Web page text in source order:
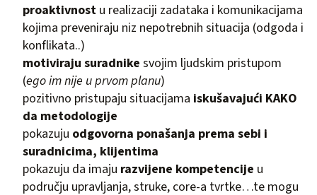
proaktivnost u realizaciji zadataka i komunikacijama
kojima preveniraju niz nepotrebnih situacija (odgoda i
konflikata..)
motiviraju suradnike svojim ljudskim pristupom
(ego im nije u prvom planu)
pozitivno pristupaju situacijama iskušavajući KAKO
da metodologije
pokazuju odgovorna ponašanja prema sebi i
suradnicima, klijentima
pokazuju da imaju razvijene kompetencije u
području upravljanja, struke, core-a tvrtke…te mogu